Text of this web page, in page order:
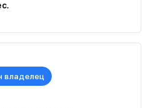
владелец